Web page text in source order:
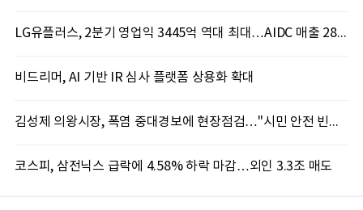
LG유플러스, 2분기 영업익 3445억 역대 최대…AIDC 매출 28.9%↑
비드리머, AI 기반 IR 심사 플랫폼 상용화 확대
김성제 의왕시장, 폭염 중대경보에 현장점검…"시민 안전 빈틈없이 챙긴다"
코스피, 삼전닉스 급락에 4.58% 하락 마감…외인 3.3조 매도